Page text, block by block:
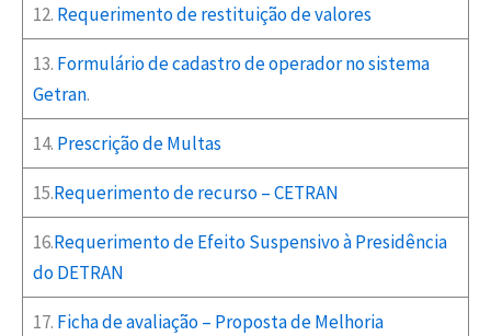
12. Requerimento de restituição de valores
13. Formulário de cadastro de operador no sistema
Getran.
14. Prescrição de Multas
15.Requerimento de recurso – CETRAN
16.Requerimento de Efeito Suspensivo à Presidência
do DETRAN
17. Ficha de avaliação – Proposta de Melhoria